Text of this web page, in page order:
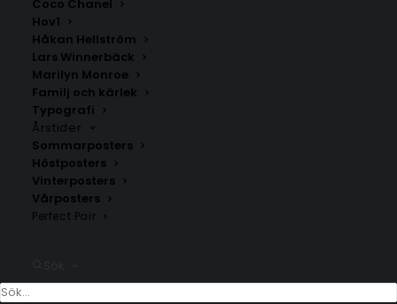
Coco Chanel
Hov1
Håkan Hellström
Lars Winnerbäck
Marilyn Monroe
Familj och kärlek
Typografi
Årstider
Sommarposters
Höstposters
Vinterposters
Vårposters
Perfect Pair